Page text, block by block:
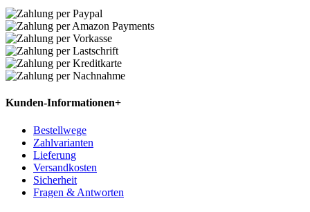
Kunden-Informationen+
Bestellwege
Zahlvarianten
Lieferung
Versandkosten
Sicherheit
Fragen & Antworten